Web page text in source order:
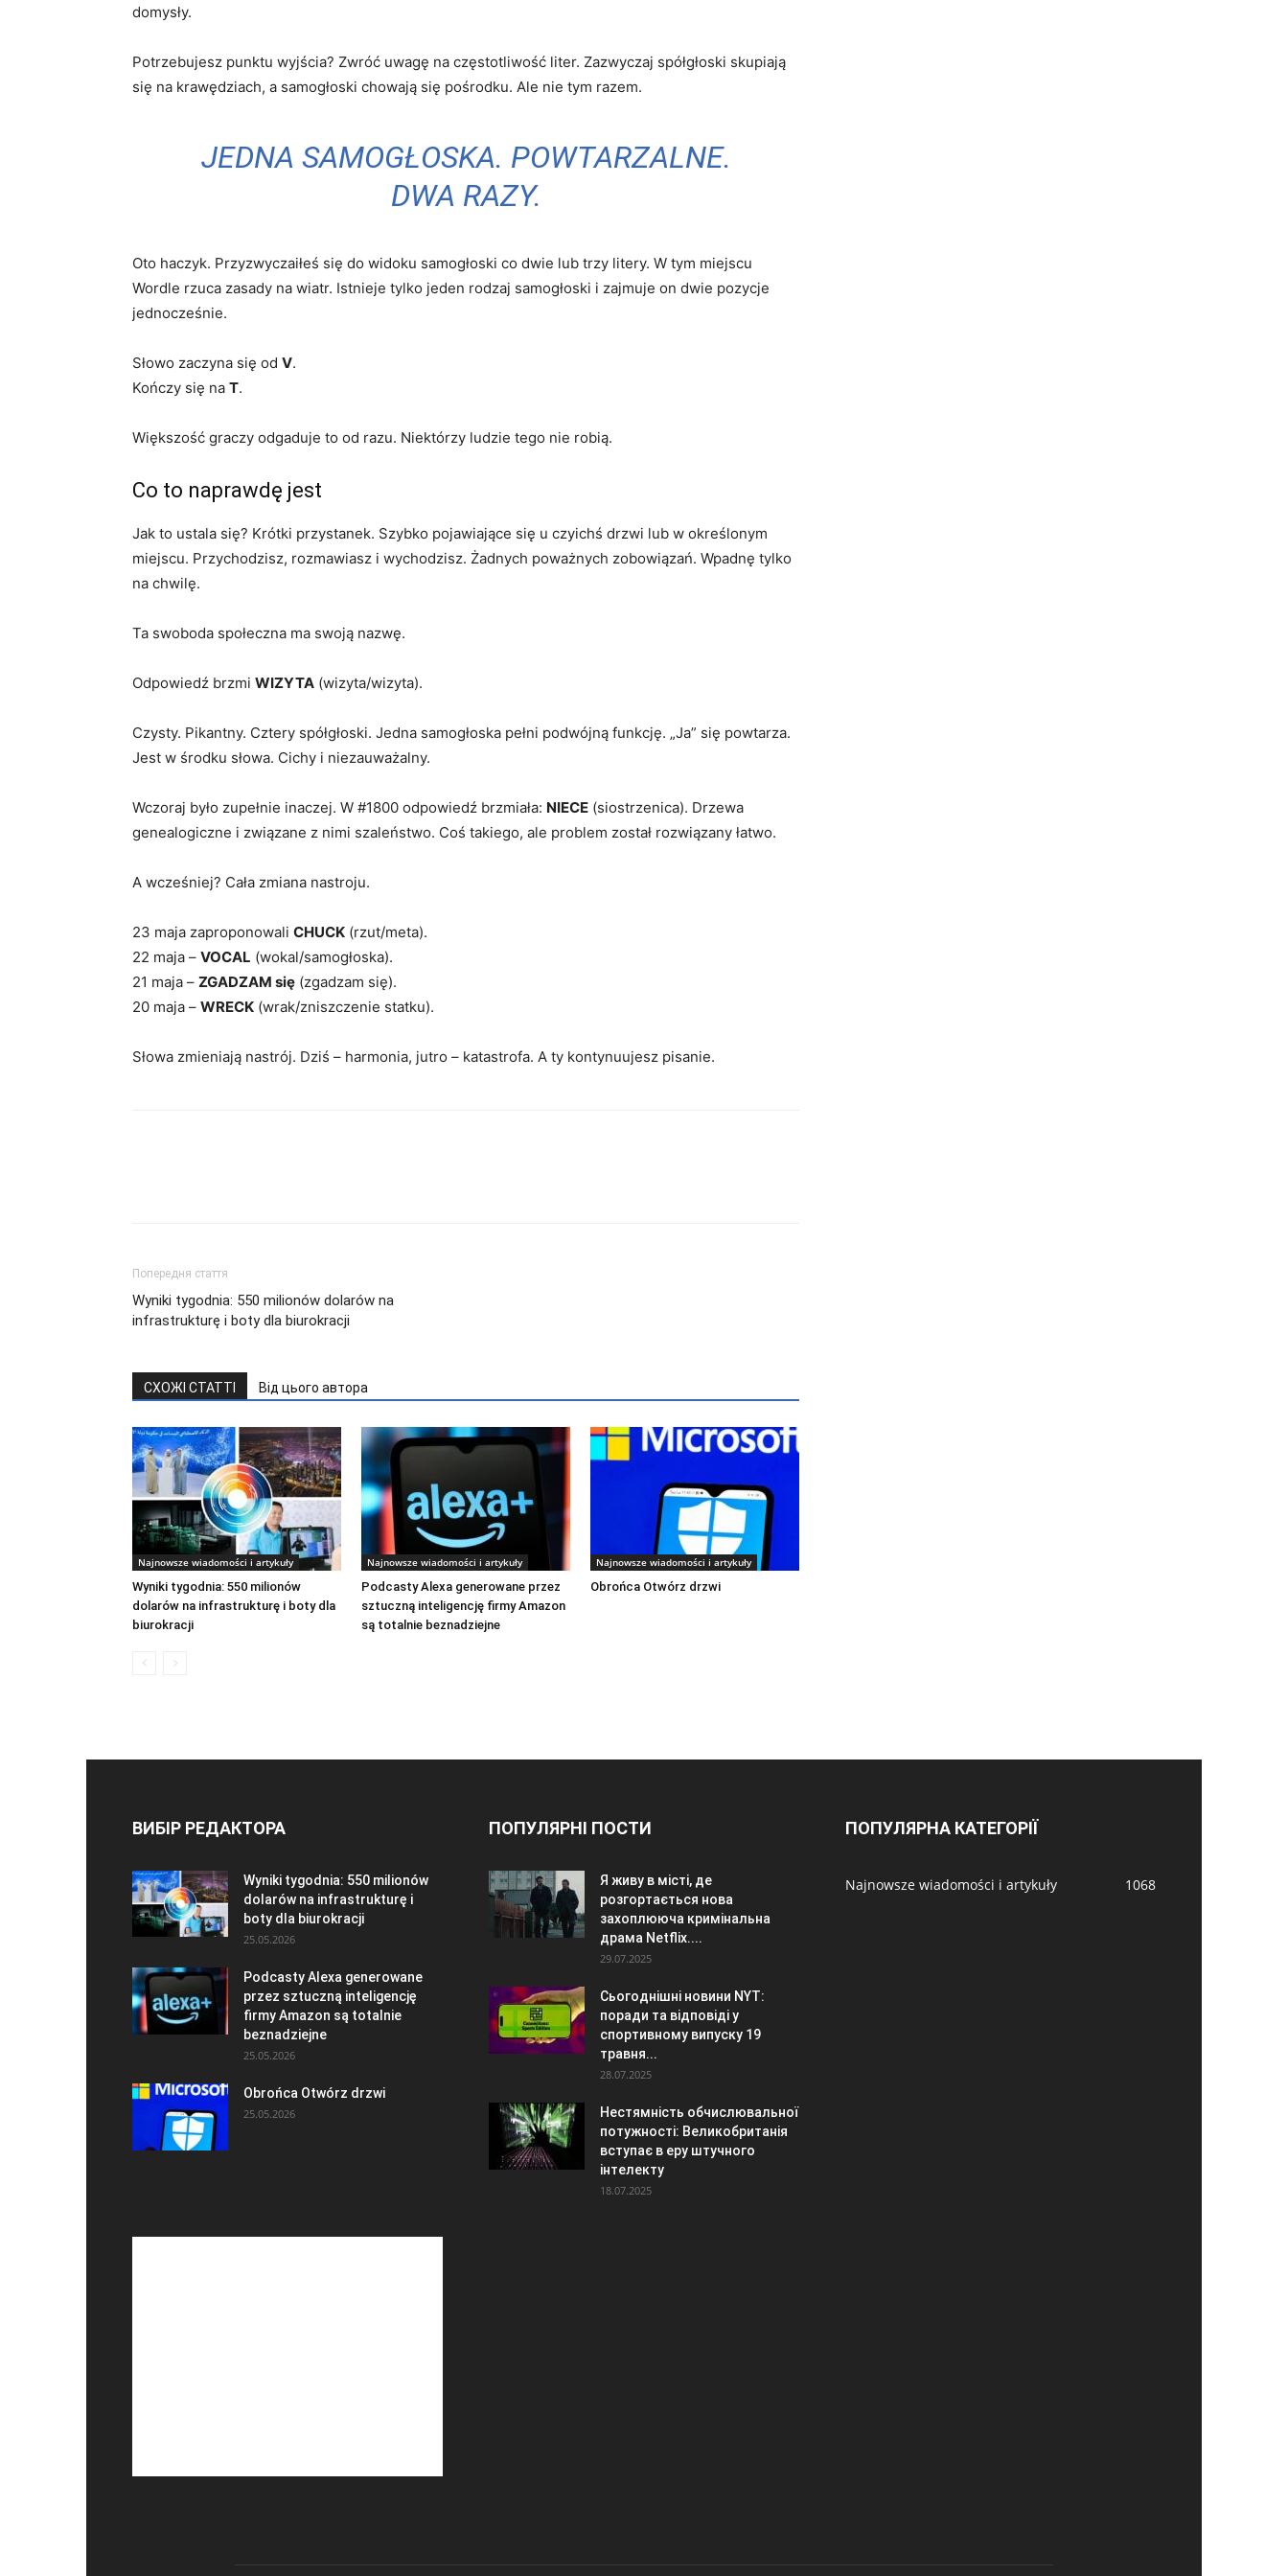
domysły.
Potrzebujesz punktu wyjścia? Zwróć uwagę na częstotliwość liter. Zazwyczaj spółgłoski skupiają
się na krawędziach, a samogłoski chowają się pośrodku. Ale nie tym razem.
JEDNA SAMOGŁOSKA. POWTARZALNE.
DWA RAZY.
Oto haczyk. Przyzwyczaiłeś się do widoku samogłoski co dwie lub trzy litery. W tym miejscu
Wordle rzuca zasady na wiatr. Istnieje tylko jeden rodzaj samogłoski i zajmuje on dwie pozycje
jednocześnie.
Słowo zaczyna się od V.
Kończy się na T.
Większość graczy odgaduje to od razu. Niektórzy ludzie tego nie robią.
Co to naprawdę jest
Jak to ustala się? Krótki przystanek. Szybko pojawiające się u czyichś drzwi lub w określonym
miejscu. Przychodzisz, rozmawiasz i wychodzisz. Żadnych poważnych zobowiązań. Wpadnę tylko
na chwilę.
Ta swoboda społeczna ma swoją nazwę.
Odpowiedź brzmi WIZYTA (wizyta/wizyta).
Czysty. Pikantny. Cztery spółgłoski. Jedna samogłoska pełni podwójną funkcję. „Ja” się powtarza.
Jest w środku słowa. Cichy i niezauważalny.
Wczoraj było zupełnie inaczej. W #1800 odpowiedź brzmiała: NIECE (siostrzenica). Drzewa
genealogiczne i związane z nimi szaleństwo. Coś takiego, ale problem został rozwiązany łatwo.
A wcześniej? Cała zmiana nastroju.
23 maja zaproponowali CHUCK (rzut/meta).
22 maja – VOCAL (wokal/samogłoska).
21 maja – ZGADZAM się (zgadzam się).
20 maja – WRECK (wrak/zniszczenie statku).
Słowa zmieniają nastrój. Dziś – harmonia, jutro – katastrofa. A ty kontynuujesz pisanie.
Попередня стаття
Wyniki tygodnia: 550 milionów dolarów na
infrastrukturę i boty dla biurokracji
СХОЖІ СТАТТІ Від цього автора
Najnowsze wiadomości i artykuły
Wyniki tygodnia: 550 milionów
dolarów na infrastrukturę i boty dla
biurokracji
Najnowsze wiadomości i artykuły
Podcasty Alexa generowane przez
sztuczną inteligencję firmy Amazon
są totalnie beznadziejne
Najnowsze wiadomości i artykuły
Obrońca Otwórz drzwi
ВИБІР РЕДАКТОРА
Wyniki tygodnia: 550 milionów
dolarów na infrastrukturę i
boty dla biurokracji
25.05.2026
Podcasty Alexa generowane
przez sztuczną inteligencję
firmy Amazon są totalnie
beznadziejne
25.05.2026
Obrońca Otwórz drzwi
25.05.2026
ПОПУЛЯРНІ ПОСТИ
Я живу в місті, де
розгортається нова
захоплююча кримінальна
драма Netflix....
29.07.2025
Сьогоднішні новини NYT:
поради та відповіді у
спортивному випуску 19
травня...
28.07.2025
Нестямність обчислювальної
потужності: Великобританія
вступає в еру штучного
інтелекту
18.07.2025
ПОПУЛЯРНА КАТЕГОРІЇ
Najnowsze wiadomości i artykuły 1068